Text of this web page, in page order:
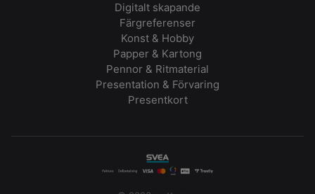
Digitalt skapande
Färgreferenser
Konst & Hobby
Papper & Kartong
Pennor & Ritmaterial
Presentation & Förvaring
Presentkort